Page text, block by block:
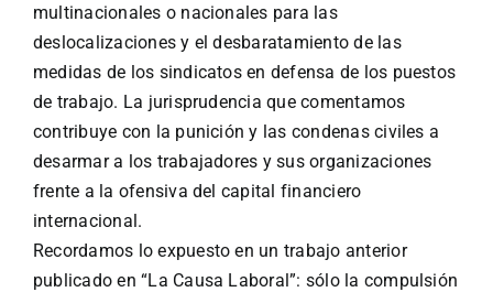
multinacionales o nacionales para las
deslocalizaciones y el desbaratamiento de las
medidas de los sindicatos en defensa de los puestos
de trabajo. La jurisprudencia que comentamos
contribuye con la punición y las condenas civiles a
desarmar a los trabajadores y sus organizaciones
frente a la ofensiva del capital financiero
internacional.
Recordamos lo expuesto en un trabajo anterior
publicado en “La Causa Laboral”: sólo la compulsión